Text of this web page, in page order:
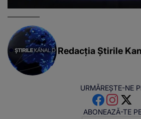
Redacția Știrile
URMĂREȘTE-NE
ABONEAZĂ-TE